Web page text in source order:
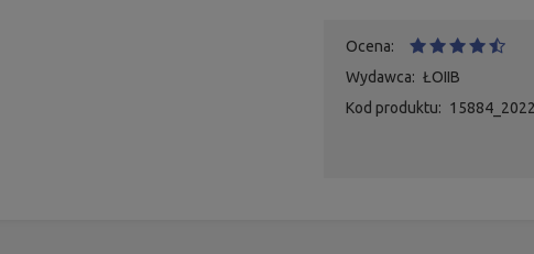
Ocena:
Wydawca: ŁOIIB
Kod produktu: